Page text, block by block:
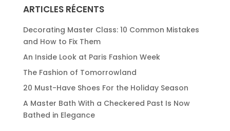
ARTICLES RÉCENTS
Decorating Master Class: 10 Common Mistakes
and How to Fix Them
An Inside Look at Paris Fashion Week
The Fashion of Tomorrowland
20 Must-Have Shoes For the Holiday Season
A Master Bath With a Checkered Past Is Now
Bathed in Elegance